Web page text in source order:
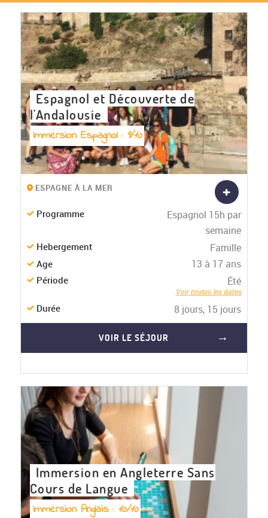
Espagnol et Découverte de
l'Andalousie
Immersion Espagnol : 9/10
+
ESPAGNE À LA MER
Programme
Espagnol 15h par
semaine
Hebergement Famille
Age 13 à 17 ans
Période Été
Voir toutes les dates
Durée 8 jours, 15 jours
VOIR LE SÉJOUR
Immersion en Angleterre Sans
Cours de Langue
Immersion Anglais : 10/10